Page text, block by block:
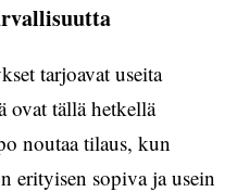
tarjoavat useita
ovat tällä hetkellä
noutaa tilaus, kun
erityisen sopiva ja usein